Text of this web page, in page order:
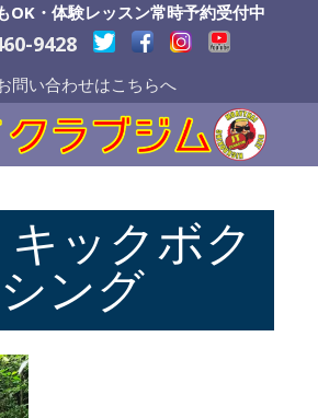
OK・体験レッスン常時予約受付中
9428
問い合わせはこちらへ
キックボク
シング